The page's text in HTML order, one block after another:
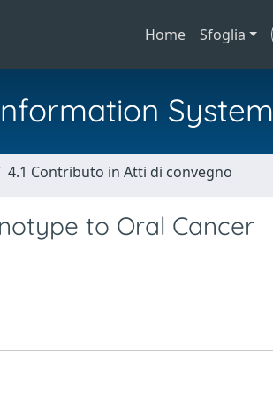
Home Sfoglia
System
4.1 Contributo in Atti di convegno
to Oral Cancer